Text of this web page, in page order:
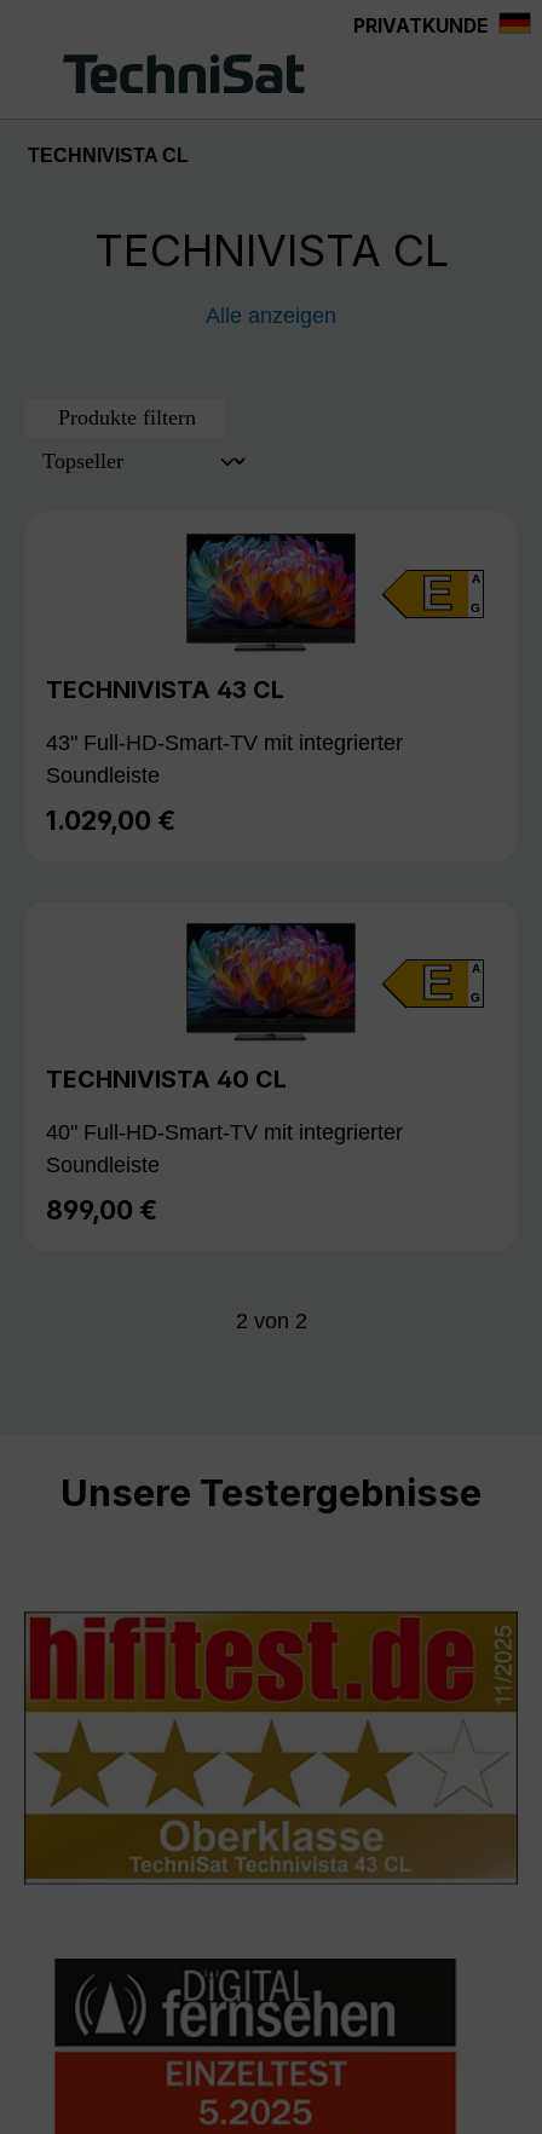
PRIVATKUNDE
TECHNIVISTA CL
TECHNIVISTA CL
Alle anzeigen
Produkte filtern
E A
G
TECHNIVISTA 43 CL
43" Full-HD-Smart-TV mit integrierter
Soundleiste
Regulärer Preis:
1.029,00 €
E A
G
TECHNIVISTA 40 CL
40" Full-HD-Smart-TV mit integrierter
Soundleiste
Regulärer Preis:
899,00 €
2 von 2
Unsere Testergebnisse